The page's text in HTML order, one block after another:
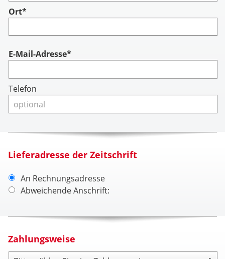
Ort*
Account
E-Mail-Adresse*
Telefon
Lieferadresse der Zeitschrift
An Rechnungsadresse
Abweichende Anschrift:
Zahlungsweise